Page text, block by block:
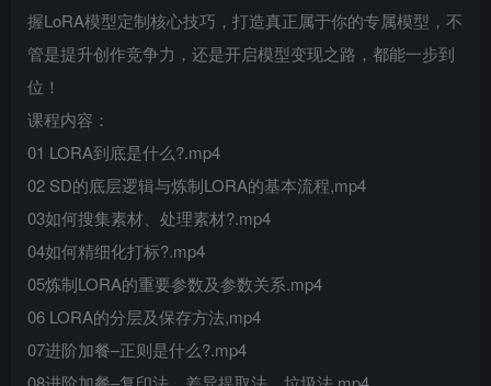
握LoRA模型定制核心技巧，打造真正属于你的专属模型，不
管是提升创作竞争力，还是开启模型变现之路，都能一步到
位！
课程内容：
01 LORA到底是什么?.mp4
02 SD的底层逻辑与炼制LORA的基本流程,mp4
03如何搜集素材、处理素材?.mp4
04如何精细化打标?.mp4
05炼制LORA的重要参数及参数关系.mp4
06 LORA的分层及保存方法,mp4
07进阶加餐–正则是什么?.mp4